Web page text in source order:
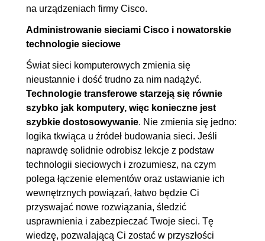
komunikacji w sieci
3. Protokół STP (Spanning Tree
Protocol) i jego pochodne
01:18:11
3.1. Ogólne działanie protokołu
STP
3.2. Procedura wyboru mostu
głównego
00:06:06
3.3. Wybór mostu głównego na
podstawie adresu MAC
3.4. Rodzaje portów STP
00:05:02
3.5. Wybór portu
alternatywnego
3.6. Koszty tras w STP i ich
00:07:06
na urządzeniach firmy Cisco.
Administrowanie sieciami Cisco i nowatorskie
technologie sieciowe
Świat sieci komputerowych zmienia się
nieustannie i dość trudno za nim nadążyć.
Technologie transferowe starzeją się równie
szybko jak komputery, więc konieczne jest
szybkie dostosowywanie. Nie zmienia się jedno:
logika tkwiąca u źródeł budowania sieci. Jeśli
naprawdę solidnie odrobisz lekcje z podstaw
technologii sieciowych i zrozumiesz, na czym
polega łączenie elementów oraz ustawianie ich
wewnętrznych powiązań, łatwo będzie Ci
przyswajać nowe rozwiązania, śledzić
usprawnienia i zabezpieczać Twoje sieci. Tę
wiedzę, pozwalającą Ci zostać w przyszłości